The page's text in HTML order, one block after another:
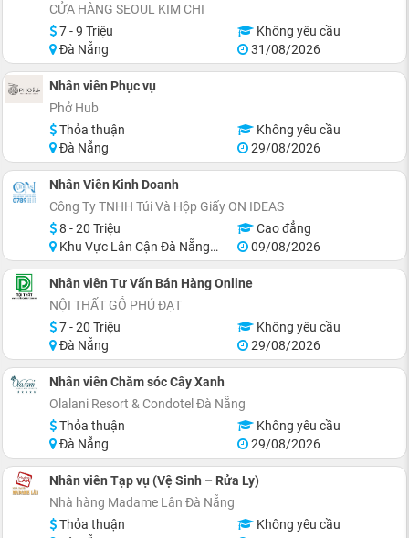
CỬA HÀNG SEOUL KIM CHI
7 - 9 Triệu
Không yêu cầu
Đà Nẵng
31/08/2026
Nhân viên Phục vụ
Phở Hub
Thỏa thuận
Không yêu cầu
Đà Nẵng
29/08/2026
Nhân Viên Kinh Doanh
Công Ty TNHH Túi Và Hộp Giấy ON IDEAS
8 - 20 Triệu
Cao đẳng
Khu Vực Lân Cận Đà Nẵng, Thanh Khê
09/08/2026
Nhân viên Tư Vấn Bán Hàng Online
NỘI THẤT GỖ PHÚ ĐẠT
7 - 20 Triệu
Không yêu cầu
Đà Nẵng
29/08/2026
Nhân viên Chăm sóc Cây Xanh
Olalani Resort & Condotel Đà Nẵng
Thỏa thuận
Không yêu cầu
Đà Nẵng
29/08/2026
Nhân viên Tạp vụ (Vệ Sinh – Rửa Ly)
Nhà hàng Madame Lân Đà Nẵng
Thỏa thuận
Không yêu cầu